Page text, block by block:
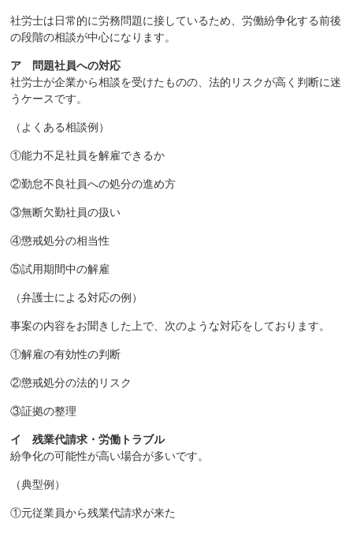
社労士は日常的に労務問題に接しているため、労働紛争化する前後
の段階の相談が中心になります。
ア 問題社員への対応
社労士が企業から相談を受けたものの、法的リスクが高く判断に迷
うケースです。
（よくある相談例）
①能力不足社員を解雇できるか
②勤怠不良社員への処分の進め方
③無断欠勤社員の扱い
④懲戒処分の相当性
⑤試用期間中の解雇
（弁護士による対応の例）
事案の内容をお聞きした上で、次のような対応をしております。
①解雇の有効性の判断
②懲戒処分の法的リスク
③証拠の整理
イ 残業代請求・労働トラブル
紛争化の可能性が高い場合が多いです。
（典型例）
①元従業員から残業代請求が来た